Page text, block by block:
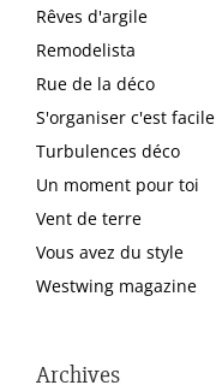
Rêves d'argile
Remodelista
Rue de la déco
S'organiser c'est facile
Turbulences déco
Un moment pour toi
Vent de terre
Vous avez du style
Westwing magazine
Archives